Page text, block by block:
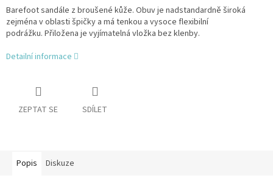
Barefoot sandále z broušené kůže. Obuv je nadstandardně široká
zejména v oblasti špičky a má tenkou a vysoce flexibilní
podrážku. Přiložena je vyjímatelná vložka bez klenby.
Detailní informace
ZEPTAT SE SDÍLET
Popis Diskuze